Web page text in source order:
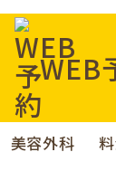
WEB
美容外科